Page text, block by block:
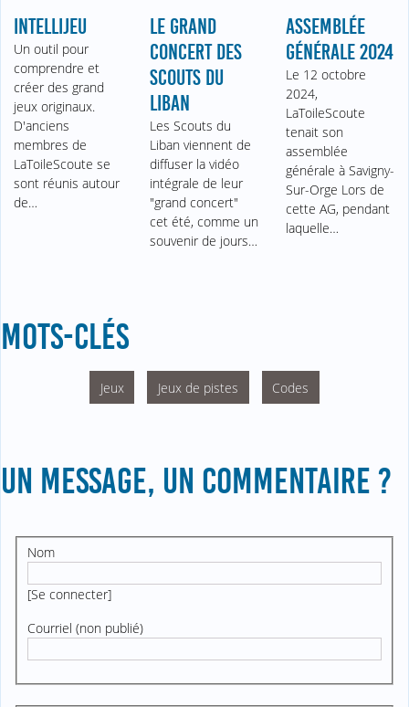
INTELLIJEU
Un outil pour
comprendre et
créer des grand
jeux originaux.
D'anciens
membres de
LaToileScoute se
sont réunis autour
de…
LE GRAND
CONCERT DES
SCOUTS DU
LIBAN
Les Scouts du
Liban viennent de
diffuser la vidéo
intégrale de leur
"grand concert"
cet été, comme un
souvenir de jours…
ASSEMBLÉE
GÉNÉRALE 2024
Le 12 octobre
2024,
LaToileScoute
tenait son
assemblée
générale à Savigny-
Sur-Orge Lors de
cette AG, pendant
laquelle…
MOTS-CLÉS
Jeux Jeux de pistes Codes
UN MESSAGE, UN COMMENTAIRE ?
Nom
[Se connecter]
Courriel (non publié)